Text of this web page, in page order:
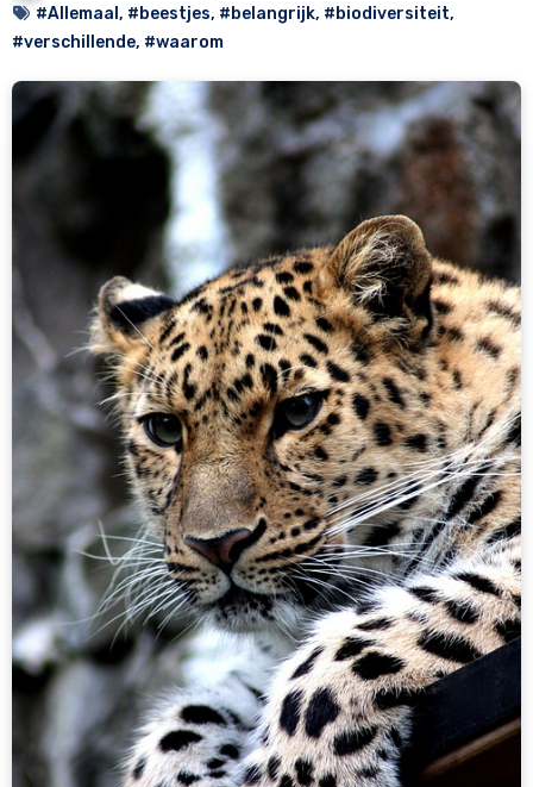
#Allemaal , #beestjes, #belangrijk, #biodiversiteit,
#verschillende, #waarom